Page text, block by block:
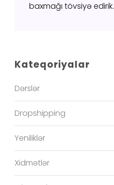
baxmağı tövsiyə edirik.
Kateqoriyalar
Dərslər
Dropshipping
Yeniliklər
Xidmətlər